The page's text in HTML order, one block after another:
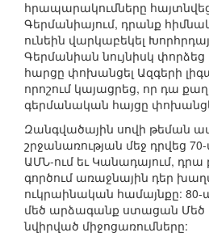
հրապարակումները
Գերմանիայում, դրանք
ունեին վարկաբեկել
Գերմանիան նույնիսկ փորձեց
հարցը փոխանցել Ազգերի
որոշում կայացրեց, որ դա
գերմանական հայցը
Զանգվածային սովի թեման
շրջանառության մեջ դրվեց
ԱՄՆ-ում եւ Կանադայում,
գործում առաջնային դեր
ուկրաինական համայնքը: 80-
մեծ արձագանք ստացան Մեծ
նվիրված միջոցառումները: